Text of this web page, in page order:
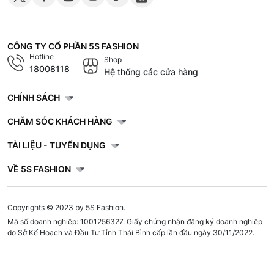
CÔNG TY CỔ PHẦN 5S FASHION
Hotline
18008118
Shop
Hệ thống các cửa hàng
CHÍNH SÁCH
CHĂM SÓC KHÁCH HÀNG
TÀI LIỆU - TUYỂN DỤNG
VỀ 5S FASHION
Copyrights © 2023 by 5S Fashion.
Mã số doanh nghiệp: 1001256327. Giấy chứng nhận đăng ký doanh nghiệp
do Sở Kế Hoạch và Đầu Tư Tỉnh Thái Bình cấp lần đầu ngày 30/11/2022.